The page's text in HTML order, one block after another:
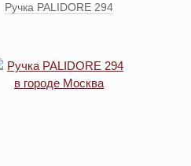
Ручка PALIDORE 294